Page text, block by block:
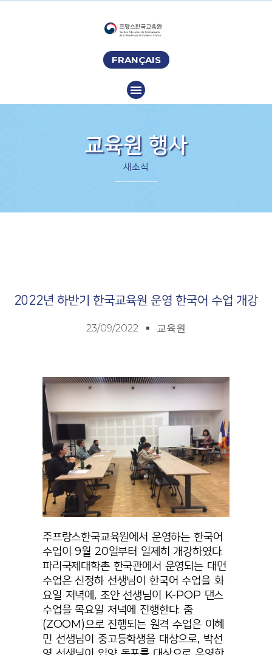
FRANÇAIS
교육원 행사
새소식
2022년 하반기 한국교육원 운영 한국어 수업 개강
23/09/2022 교육원
주프랑스한국교육원에서 운영하는 한국어
수업이 9월 20일부터 일제히 개강하였다.
파리국제대학촌 한국관에서 운영되는 대면
수업은 신정하 선생님이 한국어 수업을 화
요일 저녁에, 조안 선생님이 K-POP 댄스
수업을 목요일 저녁에 진행한다. 줌
(ZOOM)으로 진행되는 원격 수업은 이혜
민 선생님이 중고등학생을 대상으로, 박선